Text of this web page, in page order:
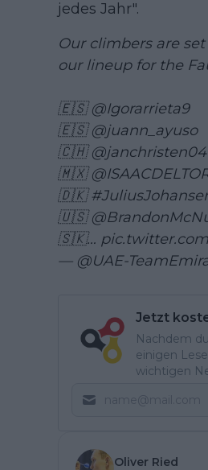
jedes Jahr".
Our climbers are
our lineup for the
🇪🇸@Igorarrieta9
🇪🇸@juann_ayuso
🇨🇭@janchristen04
🇲🇽
🇩🇰
🇺🇸
🇸🇰…
— @UAE-
Jetzt
Nachdem
einigen
wichtigen
Oliver Ried